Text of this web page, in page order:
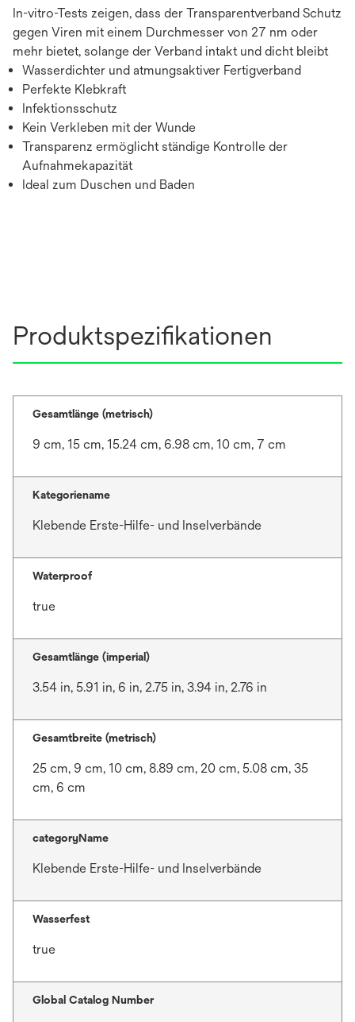
In-vitro-Tests zeigen, dass der Transparentverband Schutz
gegen Viren mit einem Durchmesser von 27 nm oder
mehr bietet, solange der Verband intakt und dicht bleibt
Wasserdichter und atmungsaktiver Fertigverband
Perfekte Klebkraft
Infektionsschutz
Kein Verkleben mit der Wunde
Transparenz ermöglicht ständige Kontrolle der
Aufnahmekapazität
Ideal zum Duschen und Baden
Produktspezifikationen
Gesamtlänge (metrisch)
9 cm, 15 cm, 15.24 cm, 6.98 cm, 10 cm, 7 cm
Kategoriename
Klebende Erste-Hilfe- und Inselverbände
Waterproof
true
Gesamtlänge (imperial)
3.54 in, 5.91 in, 6 in, 2.75 in, 3.94 in, 2.76 in
Gesamtbreite (metrisch)
25 cm, 9 cm, 10 cm, 8.89 cm, 20 cm, 5.08 cm, 35
cm, 6 cm
categoryName
Klebende Erste-Hilfe- und Inselverbände
Wasserfest
true
Global Catalog Number